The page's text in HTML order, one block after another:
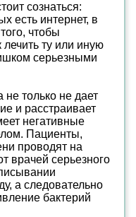
сознаться:
есть интернет, в
чтобы
лечить ту или иную
серьезными
не только не дает
и расстраивает
негативные
Пациенты,
проводят на
врачей серьезного
а следовательно
бактерий